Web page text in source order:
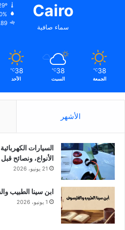
Cairo
سماء صافية
38º - 29º
2.89
38
℃
الجمعة
38
℃
السبت
38
℃
الأحد
الأشهر
السيارات
الأنواع، ونصائح
21 يونيو، 2026
ابن سينا الطبيب
1 يونيو، 2026